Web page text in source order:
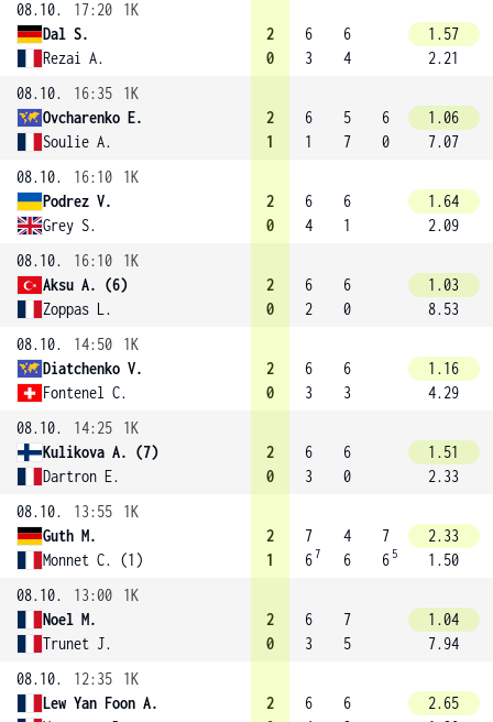
08.10.
17:20
1K
Dal S.
Rezai A.
2
0
6
3
6
4
1.57
2.21
08.10.
16:35
1K
Ovcharenko E.
Soulie A.
2
1
6
1
5
7
6
0
1.06
7.07
08.10.
16:10
1K
Podrez V.
Grey S.
2
0
6
4
6
1
1.64
2.09
08.10.
16:10
1K
Aksu A. (6)
Zoppas L.
2
0
6
2
6
0
1.03
8.53
08.10.
14:50
1K
Diatchenko V.
Fontenel C.
2
0
6
3
6
3
1.16
4.29
08.10.
14:25
1K
Kulikova A. (7)
Dartron E.
2
0
6
3
6
0
1.51
2.33
08.10.
13:55
1K
Guth M.
Monnet C. (1)
2
1
7
67
4
6
7
6 5
2.33
1.50
08.10.
13:00
1K
Noel M.
Trunet J.
2
0
6
3
7
5
1.04
7.94
08.10.
12:35
1K
Lew Yan Foon A.
2
6
6
2.65